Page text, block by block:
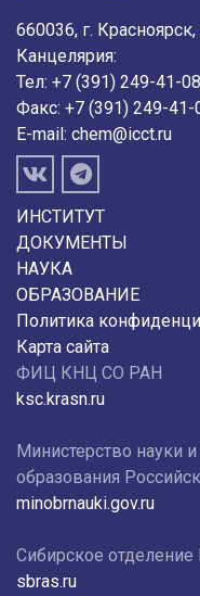
660036, г.
Канцелярия:
Тел: +7 (391) 249-41-
Факс: +7 (391) 249-41-
E-mail: chem@icct.ru
ИНСТИТУТ
ДОКУМЕНТЫ
НАУКА
ОБРАЗОВАНИЕ
Политика
Карта сайта
ФИЦ КНЦ СО РАН
ksc.krasn.ru
Министерство науки
образования
minobrnauki.gov.ru
Сибирское
sbras.ru